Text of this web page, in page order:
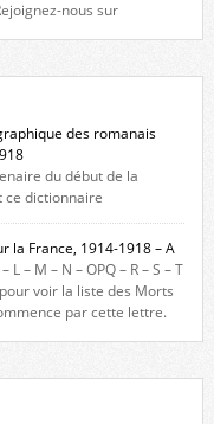
nous sur
des romanais
du début de la
ce dictionnaire
Morts pour la
historique est
commémoratives de
Triboulet, […]
la France, 1914-1918 – A
L – M – N – OPQ – R – S – T
voir la liste des Morts
par cette lettre.